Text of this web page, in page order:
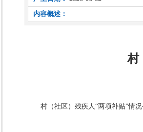
内容概述：
村
村（社区）残疾人“两项补贴”情